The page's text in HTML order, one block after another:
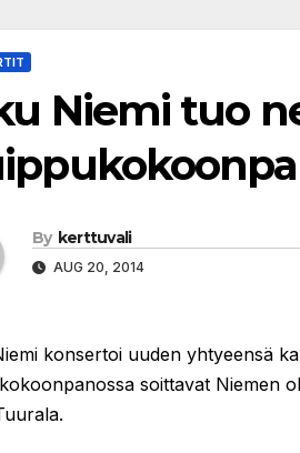
Niemi tuo
By kerttuvali
AUG 20, 2014
konsertoi uuden yhtyeensä
soittavat Niemen